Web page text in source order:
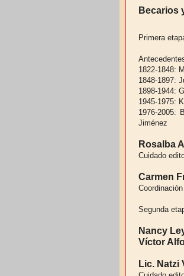
Becarios
Primera
1822-1848:
1848-1897:
1898-1944:
1945-1975:
1976-2005:
Jiménez
Rosalba
Cuidado
Carmen
Segunda
Nancy
Víctor
Lic. Natzi